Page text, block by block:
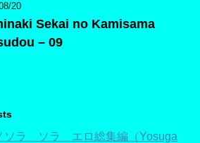
20
Sekai no Kamisama
– 09
ソラ ソラ エロ総集編（Yosuga